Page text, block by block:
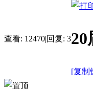
查看: 12470|回复: 3
[复制